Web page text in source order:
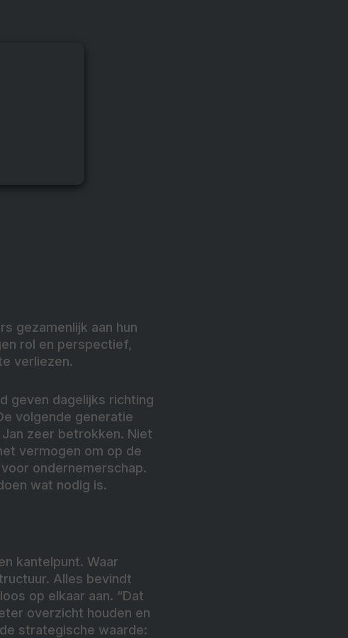
gezamenlijk aan hun
rol en perspectief,
verliezen.
geven dagelijks richting
volgende generatie
zeer betrokken. Niet
vermogen om op de
ondernemerschap.
wat nodig is.
kantelpunt. Waar
Alles bevindt
op elkaar aan. “Dat
overzicht houden en
strategische waarde: